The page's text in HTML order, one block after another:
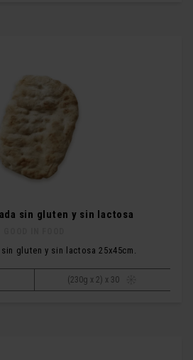
sin gluten y sin lactosa
gluten y sin lactosa 25x45cm.
(230g x 2) x 30